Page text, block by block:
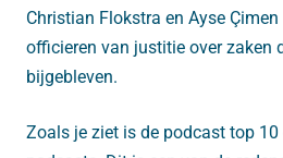
Christian Flokstra en Ayse
officieren van justitie over zaken
bijgebleven.
Zoals je ziet is de podcast top 10